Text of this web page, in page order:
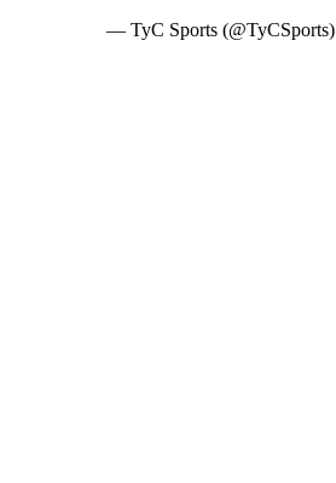
— TyC Sports (@TyCSports)